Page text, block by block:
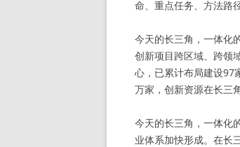
命、重点任务、方法路
今天的长三角，一体化
创新项目跨区域、跨领
心，已累计布局建设97
万家，创新资源在长三
今天的长三角，一体化
业体系加快形成。在长